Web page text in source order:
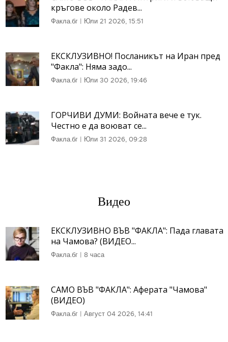
кръгове около Радев...
Факла.бг | Юли 21 2026, 15:51
ЕКСКЛУЗИВНО! Посланикът на Иран пред
"Факла": Няма задо...
Факла.бг | Юли 30 2026, 19:46
ГОРЧИВИ ДУМИ: Войната вече е тук.
Честно е да воюват се...
Факла.бг | Юли 31 2026, 09:28
Видео
ЕКСКЛУЗИВНО ВЪВ "ФАКЛА": Пада главата
на Чамова? (ВИДЕО...
Факла.бг | 8 часа
САМО ВЪВ "ФАКЛА": Аферата "Чамова"
(ВИДЕО)
Факла.бг | Август 04 2026, 14:41